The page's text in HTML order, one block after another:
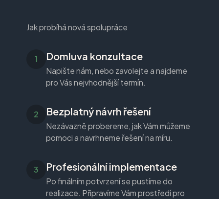
Jak probíhá nová spolupráce
Domluva konzultace
Napište nám, nebo zavolejte a najdeme
pro Vás nejvhodnější termín.
Bezplatný návrh řešení
Nezávazně probereme, jak Vám můžeme
pomoci a navrhneme řešení na míru.
Profesionální implementace
Po finálním potvrzení se pustíme do
realizace. Připravíme Vám prostředí pro